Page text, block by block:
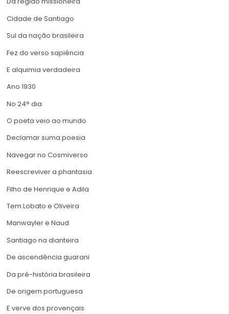
Cidade de Santiago
Sul da nação brasileira
Fez do verso sapiência
E alquimia verdadeira
Ano 1930
No 24° dia
O poeta veio ao mundo
Declamar suma poesia
Navegar no Cosmiverso
Reescreviver a phantasia
Filho de Henrique e Adila
Tem Lobato e Oliveira
Manwayler e Naud
Santiago na dianteira
De ascendência guarani
Da pré-história brasileira
De origem portuguesa
E verve dos provençais